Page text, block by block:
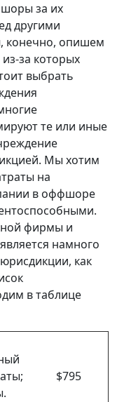
за их
другими
опишем
за которых
выбрать
те или иные
Мы хотим
на
в оффшоре
фирмы и
намного
как
в таблице
$795